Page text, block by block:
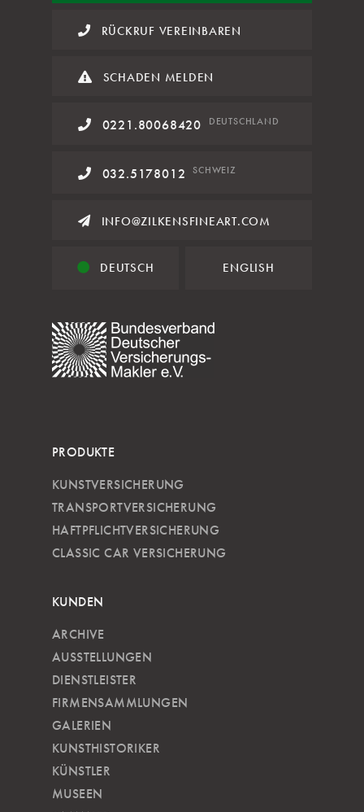
RÜCKRUF VEREINBAREN
SCHADEN MELDEN
0221.80068420 DEUTSCHLAND
032.5178012 SCHWEIZ
INFO@ZILKENSFINEART.COM
DEUTSCH ENGLISH
PRODUKTE
KUNSTVERSICHERUNG
TRANSPORTVERSICHERUNG
HAFTPFLICHTVERSICHERUNG
CLASSIC CAR VERSICHERUNG
KUNDEN
ARCHIVE
AUSSTELLUNGEN
DIENSTLEISTER
FIRMENSAMMLUNGEN
GALERIEN
KUNSTHISTORIKER
KÜNSTLER
MUSEEN